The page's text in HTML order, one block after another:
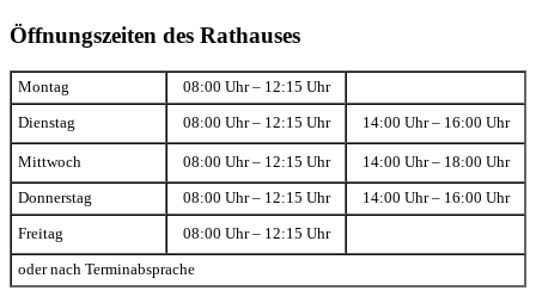
Öffnungszeiten des Rathauses
Montag 08:00 Uhr – 12:15 Uhr
Dienstag 08:00 Uhr – 12:15 Uhr 14:00 Uhr – 16:00 Uhr
Mittwoch 08:00 Uhr – 12:15 Uhr 14:00 Uhr – 18:00 Uhr
Donnerstag 08:00 Uhr – 12:15 Uhr 14:00 Uhr – 16:00 Uhr
Freitag 08:00 Uhr – 12:15 Uhr
oder nach Terminabsprache